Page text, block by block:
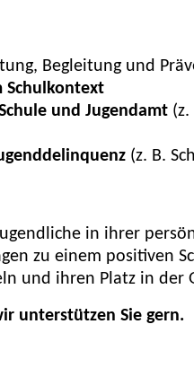
Begleitung und
Schulkontext
und Jugendamt
(z. B.
in ihrer
zu einem positiven
und ihren Platz in der
unterstützen Sie gern.